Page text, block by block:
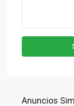
Anuncios